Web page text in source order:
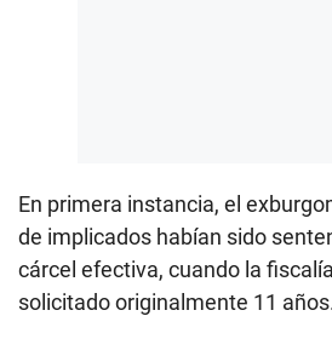
En primera instancia, el
de implicados habían sido
cárcel efectiva, cuando la
solicitado originalmente 11